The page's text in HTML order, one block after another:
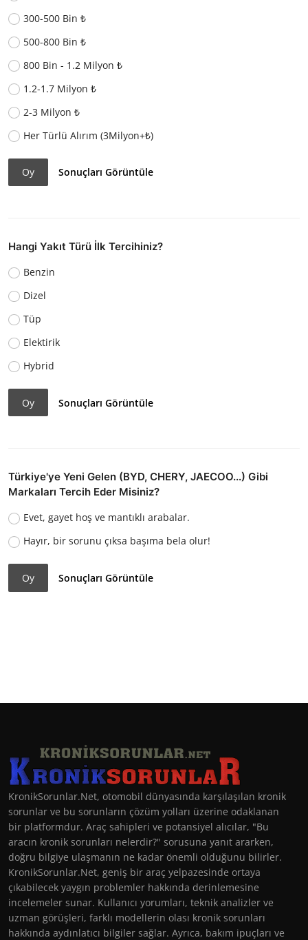
300-500 Bin ₺
500-800 Bin ₺
800 Bin - 1.2 Milyon ₺
1.2-1.7 Milyon ₺
2-3 Milyon ₺
Her Türlü Alırım (3Milyon+₺)
Oy Sonuçları Görüntüle
Hangi Yakıt Türü İlk Tercihiniz?
Benzin
Dizel
Tüp
Elektirik
Hybrid
Oy Sonuçları Görüntüle
Türkiye'ye Yeni Gelen (BYD, CHERY, JAECOO...) Gibi
Markaları Tercih Eder Misiniz?
Evet, gayet hoş ve mantıklı arabalar.
Hayır, bir sorunu çıksa başıma bela olur!
Oy Sonuçları Görüntüle
KronikSorunlar.Net, otomobil dünyasında karşılaşılan kronik
sorunlar ve bu sorunların çözüm yolları üzerine odaklanan
bir platformdur. Araç sahipleri ve potansiyel alıcılar, "Bu
aracın kronik sorunları nelerdir?" sorusuna yanıt ararken,
doğru bilgiye ulaşmanın ne kadar önemli olduğunu bilirler.
KronikSorunlar.Net, geniş bir araç yelpazesinde ortaya
çıkabilecek yaygın problemler hakkında derinlemesine
incelemeler sunar. Kullanıcı yorumları, teknik analizler ve
uzman görüşleri, farklı modellerin olası kronik sorunları
hakkında aydınlatıcı bilgiler sağlar. Ayrıca, bakım ipuçları ve